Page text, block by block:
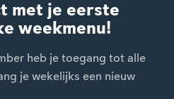
met je eerste
weekmenu!
heb je toegang tot alle
je wekelijks een nieuw